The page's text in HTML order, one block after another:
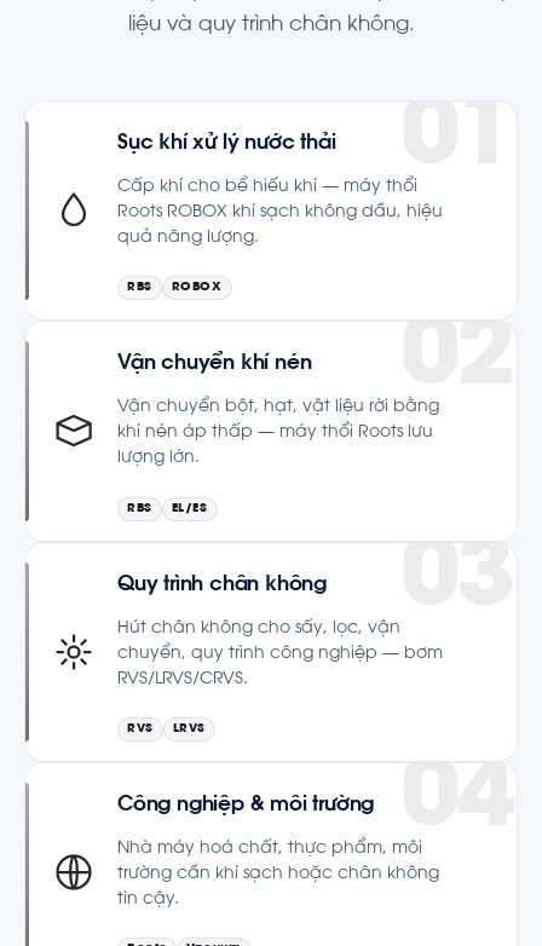
liệu và quy trình chân không.
Sục khí xử lý nước thải
Cấp khí cho bể hiếu khí — máy thổi
Roots ROBOX khí sạch không dầu, hiệu
quả năng lượng.
RBS ROBOX
Vận chuyển khí nén
Vận chuyển bột, hạt, vật liệu rời bằng
khí nén áp thấp — máy thổi Roots lưu
lượng lớn.
RBS EL/ES
Quy trình chân không
Hút chân không cho sấy, lọc, vận
chuyển, quy trình công nghiệp — bơm
RVS/LRVS/CRVS.
RVS LRVS
Công nghiệp & môi trường
Nhà máy hoá chất, thực phẩm, môi
trường cần khí sạch hoặc chân không
tin cậy.